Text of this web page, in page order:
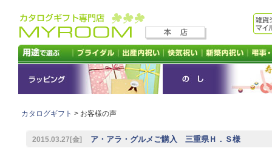
カタログギフト > お客様の声
2015.03.27[金] ア・アラ・グルメご購入 三重県Ｈ．Ｓ様